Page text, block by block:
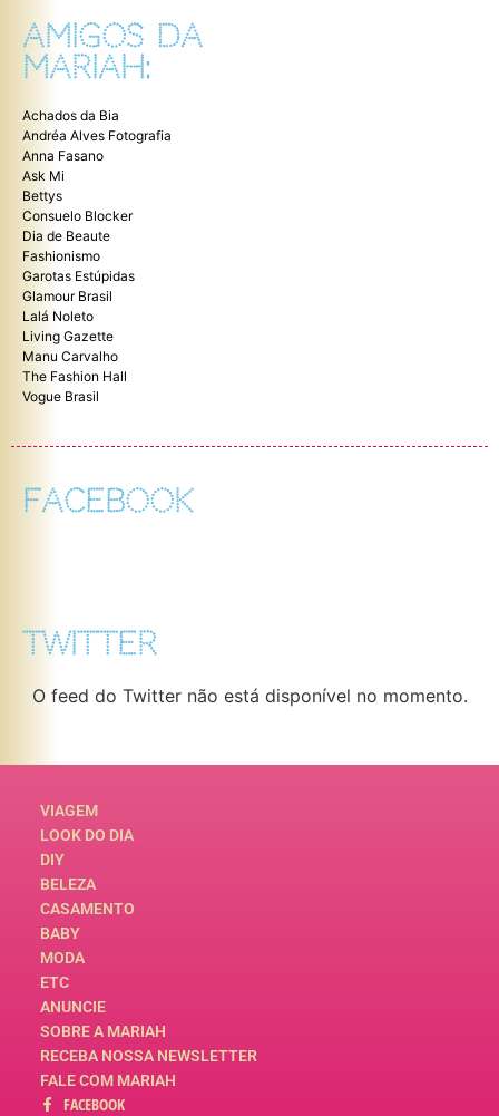
AMIGOS DA
MARIAH:
Achados da Bia
Andréa Alves Fotografia
Anna Fasano
Ask Mi
Bettys
Consuelo Blocker
Dia de Beaute
Fashionismo
Garotas Estúpidas
Glamour Brasil
Lalá Noleto
Living Gazette
Manu Carvalho
The Fashion Hall
Vogue Brasil
FACEBOOK
TWITTER
O feed do Twitter não está disponível no momento.
VIAGEM
LOOK DO DIA
DIY
BELEZA
CASAMENTO
BABY
MODA
ETC
ANUNCIE
SOBRE A MARIAH
RECEBA NOSSA NEWSLETTER
FALE COM MARIAH
FACEBOOK